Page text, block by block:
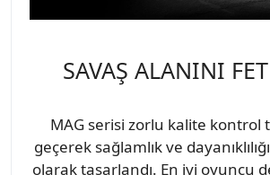
SAVAŞ ALANINI
MAG serisi zorlu kalite kontrol
geçerek sağlamlık ve
olarak tasarlandı. En iyi oyuncu